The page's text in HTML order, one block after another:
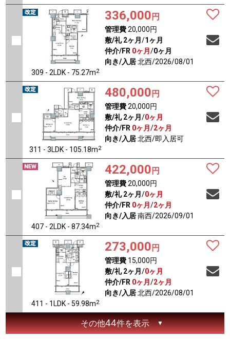
309 - 2LDK - 75.27m2
336,000 円
管理費20,000円
敷/礼 2ヶ月 /1ヶ月
仲介/FR 0ヶ月 /0ヶ月
向き/入居北西/2026/08/01
311 - 3LDK - 105.18m2
480,000 円
管理費20,000円
敷/礼 2ヶ月 /0ヶ月
仲介/FR 0ヶ月 /2ヶ月
向き/入居北西/即入居可
407 - 2LDK - 87.34m2
422,000 円
管理費20,000円
敷/礼 2ヶ月 /0ヶ月
仲介/FR 0ヶ月 /2ヶ月
向き/入居南西/2026/09/01
411 - 1LDK - 59.98m2
273,000 円
管理費15,000円
敷/礼 2ヶ月 /0ヶ月
仲介/FR 0ヶ月 /2ヶ月
向き/入居北西/2026/08/01
その他44件を表示